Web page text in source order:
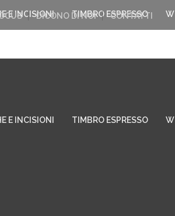
DICONO DI NOI CONTATTI
E INCISIONI TIMBRO ESPRESSO
E INCISIONI TIMBRO ESPRESSO